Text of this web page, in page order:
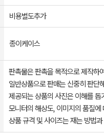
비용별도추가
종이케이스
판촉물은 판촉을 목적으로 제작하
일반상품으로 판매는 신중히 판단
제공되는 상품의 사진은 이해를
모니터의 해상도, 이미지의 품질
상품 규격 및 사이즈는 재는 방법